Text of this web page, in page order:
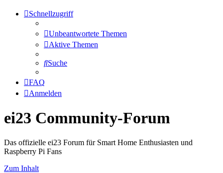
Schnellzugriff
Unbeantwortete Themen
Aktive Themen
Suche
FAQ
Anmelden
ei23 Community-Forum
Das offizielle ei23 Forum für Smart Home Enthusiasten und
Raspberry Pi Fans
Zum Inhalt